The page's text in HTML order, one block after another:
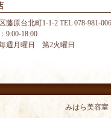
藤原台北町1-1-2 TEL 078-981-
9:00-18:00
週月曜日 第2火曜日
みはら美容